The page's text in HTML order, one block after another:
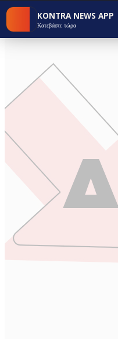
KONTRA NEWS APP
Κατεβάστε τώρα